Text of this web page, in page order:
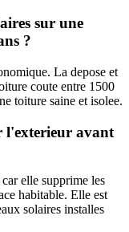
sur une
?
La depose et
coute entre 1500
toiture saine et isolee.
l'exterieur avant
elle supprime les
habitable. Elle est
solaires installes